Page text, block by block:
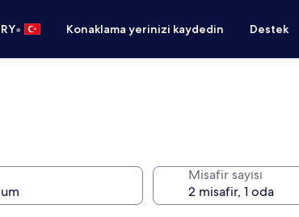
• Konaklama yerinizi kaydedin Destek
Misafir sayısı